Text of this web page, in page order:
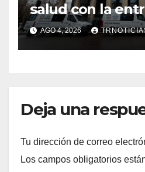
salud con la
nuevas
Cauquenes y
AGO 4, 2026
Deja una
Tu dirección de correo
Los campos obligatorios